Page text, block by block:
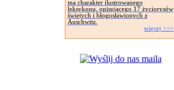
ma charakter ilustrowanego
leksykonu, opisującego 17 życiorysów
świętych i błogosławionych z
Auschwitz.
więcej >>>